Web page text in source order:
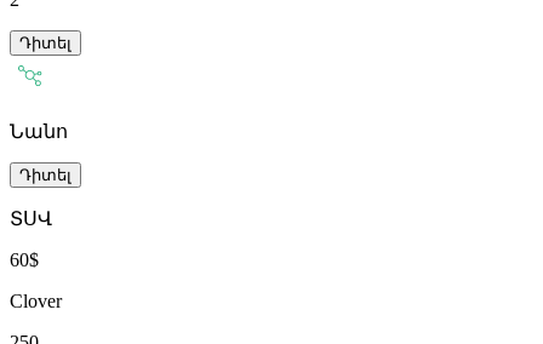
Դիտել
Նանո
Դիտել
ՏՍՎ
60$
Clover